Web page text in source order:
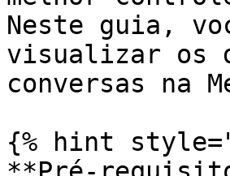
Neste guia,
visualizar os
conversas na
{% hint